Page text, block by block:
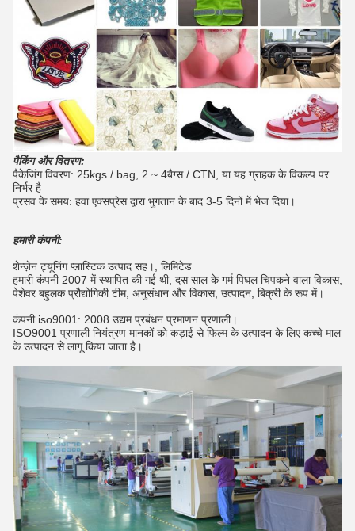
पैकिंग और वितरण:
पैकेजिंग विवरण: 25kgs / bag, 2 ~ 4बैग्स / CTN, या यह ग्राहक के विकल्प पर
निर्भर है
प्रसव के समय: हवा एक्सप्रेस द्वारा भुगतान के बाद 3-5 दिनों में भेज दिया।
हमारी कंपनी:
शेन्ज़ेन ट्यूनिंग प्लास्टिक उत्पाद सह।, लिमिटेड
हमारी कंपनी 2007 में स्थापित की गई थी, दस साल के गर्म पिघल चिपकने वाला विकास,
पेशेवर बहुलक प्रौद्योगिकी टीम, अनुसंधान और विकास, उत्पादन, बिक्री के रूप में।
कंपनी iso9001: 2008 उद्यम प्रबंधन प्रमाणन प्रणाली।
ISO9001 प्रणाली नियंत्रण मानकों को कड़ाई से फिल्म के उत्पादन के लिए कच्चे माल
के उत्पादन से लागू किया जाता है।